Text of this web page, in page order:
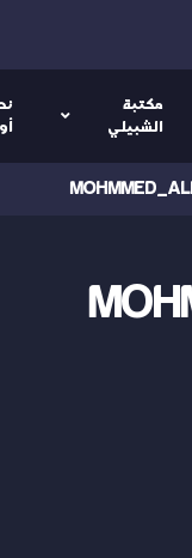
مكتبة
الشبيلي